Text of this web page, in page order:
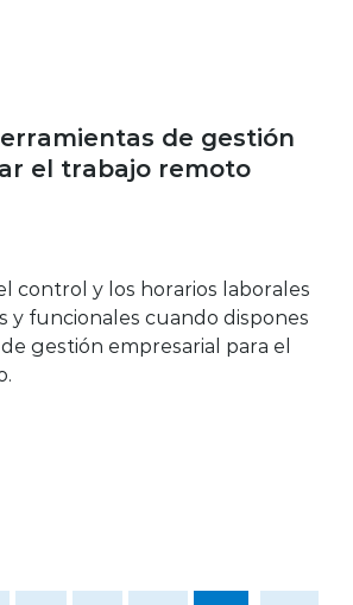
de gestión
el trabajo remoto
control y los horarios laborales
y funcionales cuando dispones
gestión empresarial para el